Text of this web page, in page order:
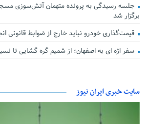
جلسه رسیدگی به پرونده متهمان آتش‌سوزی
برگزار شد
قیمت‌گذاری خودرو نباید خارج از ضوابط قانونی
سفر اژه ای به اصفهان؛ از شمیم گره گشایی تا
سایت خبری ایران نیوز